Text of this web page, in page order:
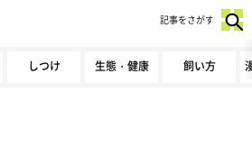
しつけ 生態・健康 飼い方
記事をさがす